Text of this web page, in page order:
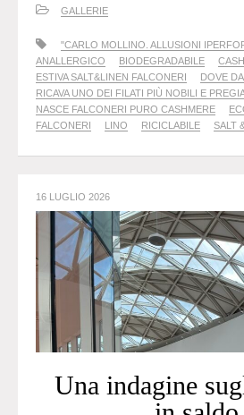
GALLERIE
"CARLO MOLLINO. ALLUSIONI
ANALLERGICO
BIODEGRADABILE
ESTIVA SALT&LINEN FALCONERI
DOVE
RICAVA UNO DEI FILATI PIÙ NOBILI E
NASCE FALCONERI PURO CASHMERE
FALCONERI
LINO RICICLABILE SALT
16 LUGLIO 2026
Una indagine